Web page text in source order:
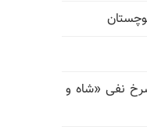
نفی «شاه و